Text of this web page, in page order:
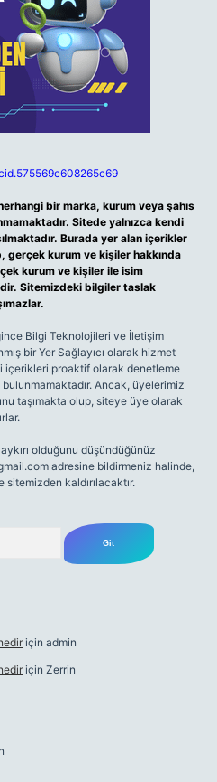
bir marka, kurum veya şahıs
Sitede yalnızca kendi
Burada yer alan içerikler
gerçek kurum ve kişiler hakkında
kurum ve kişiler ile isim
Sitemizdeki bilgiler taslak
Bilgi Teknolojileri ve İletişim
bir Yer Sağlayıcı olarak hizmet
içerikleri proaktif olarak denetleme
Ancak, üyelerimiz
taşımakta olup, siteye üye olarak
olduğunu düşündüğünüz
adresine bildirmeniz halinde,
kaldırılacaktır.
için admin
için Zerrin